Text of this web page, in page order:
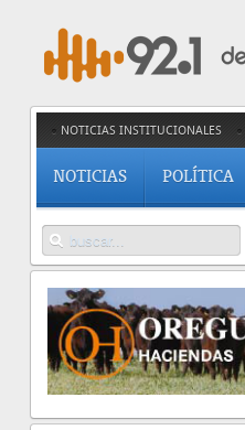
NOTICIAS INSTITUCIONALES
NOTICIAS POLÍTICA